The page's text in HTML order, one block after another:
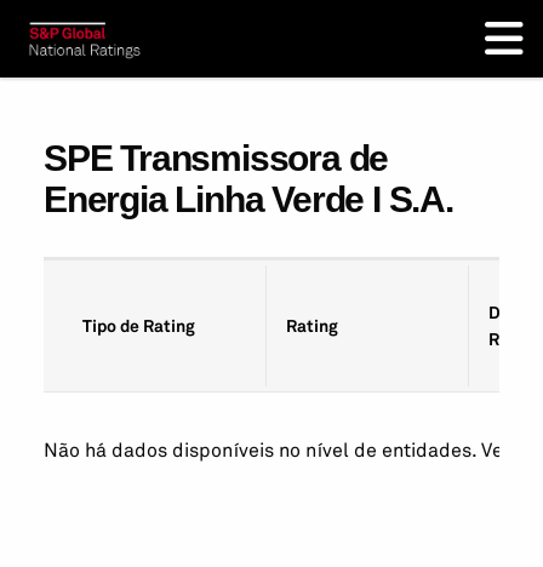
SPE Transmissora de
Energia Linha Verde I S.A.
Tipo de Rating Rating
Data
Rating
Não há dados disponíveis no nível de entidades. Veja